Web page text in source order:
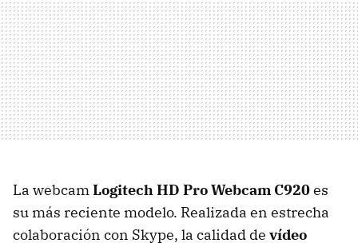
La webcamLogitech HD Pro Webcam C920es
su más reciente modelo. Realizada en estrecha
colaboración con Skype, la calidad de vídeo